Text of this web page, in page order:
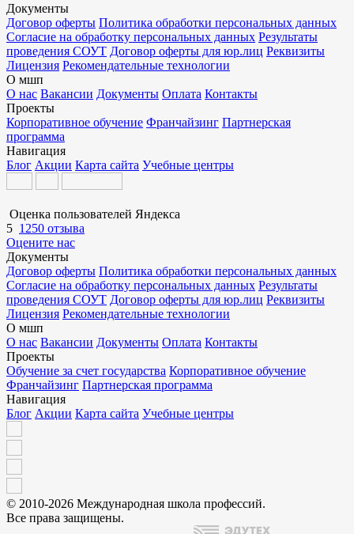
Документы
Договор оферты Политика обработки персональных данных
Согласие на обработку персональных данных Результаты
проведения СОУТ Договор оферты для юр.лиц Реквизиты
Лицензия Рекомендательные технологии
О мшп
О нас Вакансии Документы Оплата Контакты
Проекты
Корпоративное обучение Франчайзинг Партнерская
программа
Навигация
Блог Акции Карта сайта Учебные центры
Оценка пользователей Яндекса
5 1250 отзыва
Оцените нас
Документы
Договор оферты Политика обработки персональных данных
Согласие на обработку персональных данных Результаты
проведения СОУТ Договор оферты для юр.лиц Реквизиты
Лицензия Рекомендательные технологии
О мшп
О нас Вакансии Документы Оплата Контакты
Проекты
Обучение за счет государства Корпоративное обучение
Франчайзинг Партнерская программа
Навигация
Блог Акции Карта сайта Учебные центры
© 2010-2026 Международная школа профессий.
Все права защищены.